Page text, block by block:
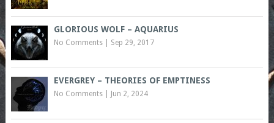
GLORIOUS WOLF – AQUARIUS
No Comments| Sep 29, 2017
EVERGREY – THEORIES OF EMPTINESS
No Comments| Jun 2, 2024